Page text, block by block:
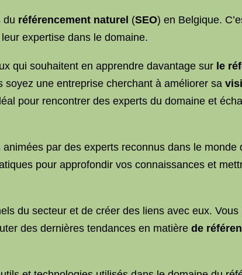
du référencement naturel (SEO) en Belgique.
expertise dans le domaine.
qui souhaitent en apprendre davantage sur le
une entreprise cherchant à améliorer sa
pour rencontrer des experts du domaine et
par des experts reconnus dans le monde
pour approfondir vos connaissances et
du secteur et de créer des liens avec eux. Vous
des dernières tendances en matière de